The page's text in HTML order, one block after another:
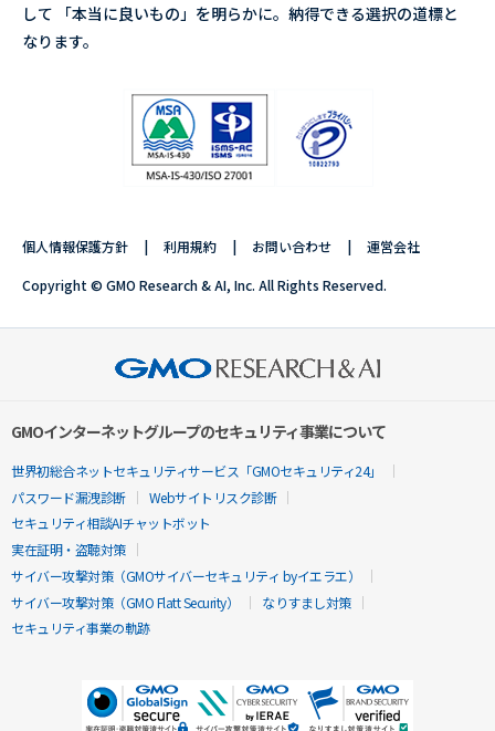
して 「本当に良いもの」を明らかに。納得できる選択の道標と
なります。
個人情報保護方針 利用規約 お問い合わせ 運営会社
Copyright © GMO Research & AI, Inc. All Rights Reserved.
GMOインターネットグループのセキュリティ事業について
世界初総合ネットセキュリティサービス「GMOセキュリティ24」
パスワード漏洩診断
Webサイトリスク診断
セキュリティ相談AIチャットボット
実在証明・盗聴対策
サイバー攻撃対策（GMOサイバーセキュリティ byイエラエ）
サイバー攻撃対策（GMO Flatt Security）
なりすまし対策
セキュリティ事業の軌跡